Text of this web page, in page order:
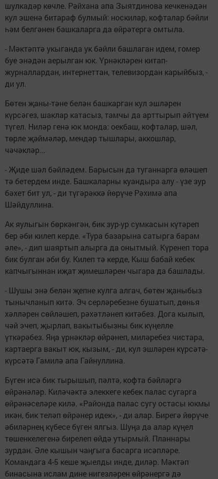
шулкадәр көчле. Рәйхана апа Зыятдинова кечкенәдән
кул эшенә битараф булмый: носкилар, кофталар бәйли
һәм белгәнен башкаларга да өйрәтергә омтыла.
- Мәктәптә укыганда ук бәйли башлаган идем, гомер
буе энәдән аерылган юк. Үрнәкләрен китап-
журналлардан, интернеттан, телевизордан карыйбыз, -
ди ул.
Бөтен җаны-тәне белән башкарган кул эшләрен
күрсәгез, шаклар катасыз, тамчы да арттырып әйтүем
түгел. Ниләр генә юк монда: оекбаш, кофталар, шәл,
төрле җәймәләр, мендәр тышлары, аккош­лар,
чәчәкләр...
- Җиде шәл бәйләдем. Барысын да туганнарга өләшеп
тә бетердем инде. Башкаларны куандыра алу - үзе зур
бәхет бит ул, - ди түгәрәккә йөрүче Рәхимә апа
Шәйдуллина.
Ак яулыгын бөркәнгән, бик зур-ур сумкасын күтәреп
бер әби килеп керде. «Тура базарына сатырга барам
әле», - дип шаяртып алырга да онытмый. Күренеп тора
бик булган әби бу. Килеп тә керде, Кыш бабай кебек
капчыгыннан иҗат җимешләрен чыгара да башлады.
- Шушы энә белән җепне кулга алгач, бөтен җаныбыз
тынычланып китә. Эч серләребезне бушатып, дөнья
хәлләрен сөйләшеп, рәхәтләнеп китәбез. Дога кылып,
чәй эчеп, җырлап, вакытыбызны бик күңелле
үткәрәбез. Яңа үрнәкләр өйрәнеп, миләребез чис­тара,
картаерга вакыт юк, кызым, - ди, кул эшләрен күрсәтә-
күрсәтә Гамилә апа Гайнуллина.
Бүген исә бик тырышып, пәлтә, кофта бәйләргә
өйрәнәләр. Киләчәктә элеккеге кебек палас сугарга
өйрәнәселәре килә. «Районда палас сугу остасы юкмы
икән, бик теләп өйрәнер идек», - ди алар. Бирегә йөрүче
әбиләрнең күбесе бүген ялгыз. Шуңа да алар күңел
төшенкелегенә бирелеп өйдә утыр­мый. Планнары
зурдан. Әле кышын чаңгыга басарга исәпләре.
Командага 4-5 кеше җыелды инде, диләр. Мәктәп
бинасына ислам дине нигезләрен өйрәнергә дә